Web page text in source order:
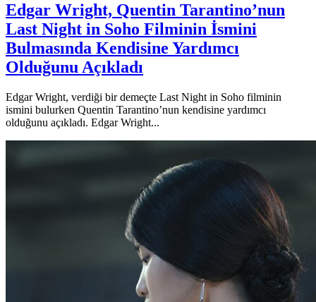
Edgar Wright, Quentin Tarantino’nun
Last Night in Soho Filminin İsmini
Bulmasında Kendisine Yardımcı
Olduğunu Açıkladı
Edgar Wright, verdiği bir demeçte Last Night in Soho filminin
ismini bulurken Quentin Tarantino’nun kendisine yardımcı
olduğunu açıkladı. Edgar Wright...